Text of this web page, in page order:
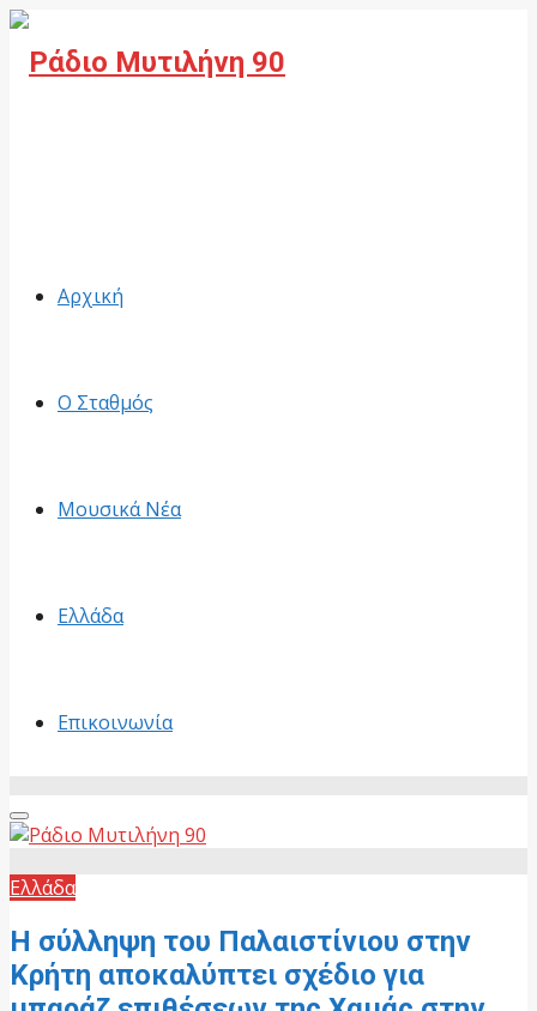
Αρχική
Ο Σταθμός
Μουσικά Νέα
Ελλάδα
Επικοινωνία
Primary
Menu
Ελλάδα
Η σύλληψη του Παλαιστίνιου στην
Κρήτη αποκαλύπτει σχέδιο για